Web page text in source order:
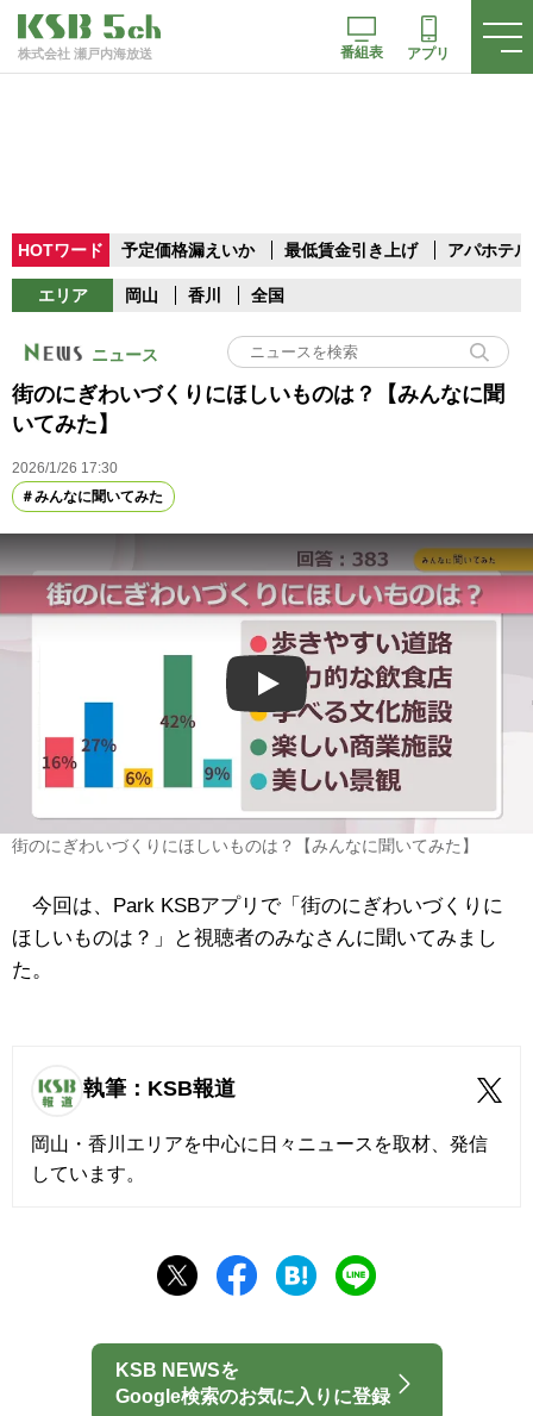
株式会社 瀬戸内海放送 番組表 アプリ
HOTワード 予定価格漏えいか 最低賃金引き上げ アパホテル
エリア 岡山 香川 全国
ニュース
街のにぎわいづくりにほしいものは？【みんなに聞
いてみた】
2026/1/26 17:30
みんなに聞いてみた
Play
街のにぎわいづくりにほしいものは？【みんなに聞いてみた】
今回は、Park KSBアプリで「街のにぎわいづくりに
ほしいものは？」と視聴者のみなさんに聞いてみまし
た。
執筆：KSB報道
岡山・香川エリアを中心に日々ニュースを取材、発信
しています。
KSB NEWSを
Google検索のお気に入りに登録